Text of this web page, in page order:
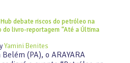
Hub debate riscos do petróleo na
do livro-reportagem “Até a Última
Yamini Benites
(PA), o ARAYARA